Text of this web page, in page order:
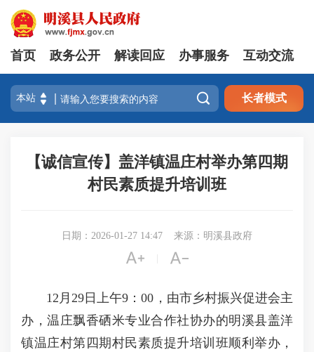
首页 政务公开 解读回应 办事服务 互动交流
 长者模式
【诚信宣传】盖洋镇温庄村举办第四期
村民素质提升培训班
日期：2026-01-27 14:47 来源：明溪县政府
 
12月29日上午9：00，由市乡村振兴促进会主
办，温庄飘香硒米专业合作社协办的明溪县盖洋
镇温庄村第四期村民素质提升培训班顺利举办，